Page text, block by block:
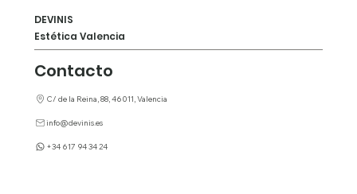
DEVINIS
Estética Valencia
Contacto
C/ de la Reina, 88, 46011, Valencia
info@devinis.es​
+34 617 94 34 24